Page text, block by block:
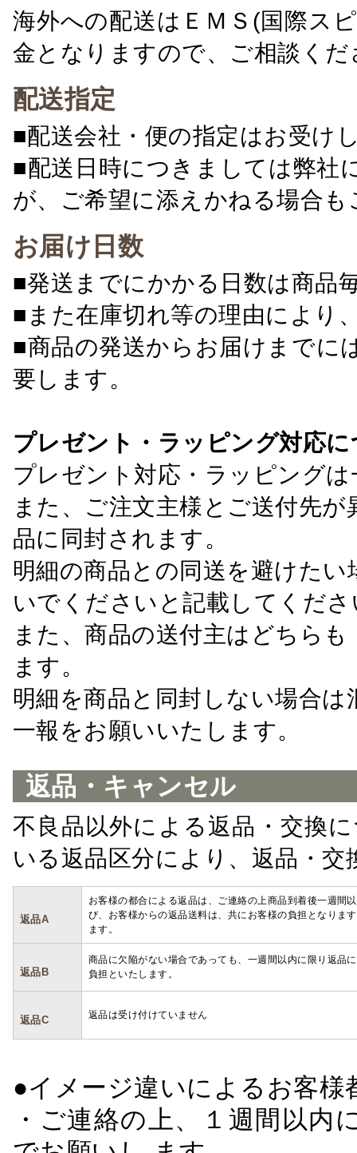
海外への配送はＥＭＳ(国際ス
金となりますので、ご相談くだ
配送指定
■配送会社・便の指定はお受け
■配送日時につきましては弊社
が、ご希望に添えかねる場合
お届け日数
■発送までにかかる日数は商品
■また在庫切れ等の理由により
■商品の発送からお届けまでに
要します。
プレゼント・ラッピング対応
プレゼント対応・ラッピング
また、ご注文主様とご送付先
品に同封されます。
明細の商品との同送を避けた
いでくださいと記載してくださ
また、商品の送付主はどちら
ます。
明細を商品と同封しない場合
一報をお願いいたします。
返品・キャンセル
不良品以外による返品・交換
いる返品区分により、返品・
返品A
お客様の都合による返品は、ご連絡の上商品到着後一週間
び、お客様からの返品送料は、共にお客様の負担となりま
ます。
返品B
商品に欠陥がない場合であっても、一週間以内に限り返品
負担といたします。
返品C 返品は受け付けていません
●イメージ違いによるお客
・ご連絡の上、１週間以